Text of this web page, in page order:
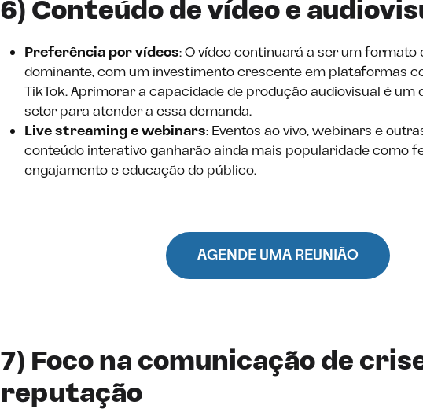
6) Conteúdo de vídeo e
Preferência por vídeos: O vídeo continuará a ser um formato
dominante, com um investimento crescente em plataformas
TikTok. Aprimorar a capacidade de produção audiovisual é um
setor para atender a essa demanda.
Live streaming e webinars: Eventos ao vivo, webinars e
conteúdo interativo ganharão ainda mais popularidade como
engajamento e educação do público.
AGENDE UMA REUNIÃO
7) Foco na comunicação de
reputação